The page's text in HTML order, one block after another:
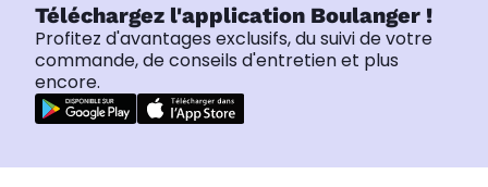
Téléchargez l'application Boulanger !
Profitez d'avantages exclusifs, du suivi de votre
commande, de conseils d'entretien et plus
encore.